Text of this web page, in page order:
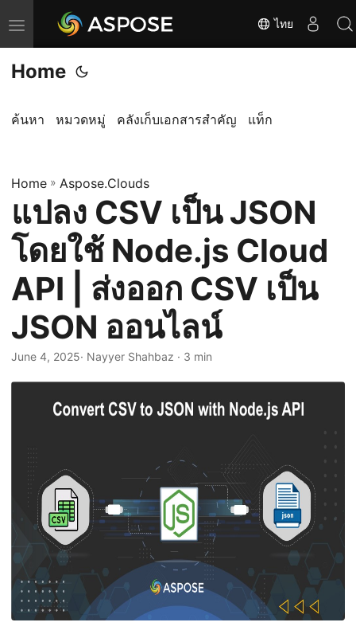
T
o
g
l
a
v
i
g
t
o
n
ไทย
Home
ค้นหา หมวดหมู่ คลังเก็บเอกสารสำคัญ แท็ก
Home » Aspose.Clouds
แปลง CSV เป็น JSON
โดยใช้ Node.js Cloud
API | ส่งออก CSV เป็น
JSON ออนไลน์
June 4, 2025· Nayyer Shahbaz · 3 min